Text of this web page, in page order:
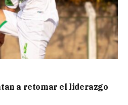
a retomar el liderazgo